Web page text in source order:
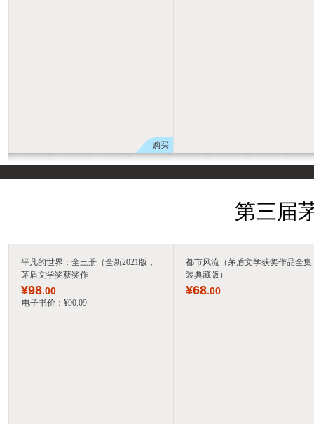
购买
第三届
平凡的世界：全三册（全新2021版，
茅盾文学奖获奖作
¥98.00
电子书价： ¥90.09
都市风流（茅盾文学获奖作品全集
装典藏版）
¥68.00